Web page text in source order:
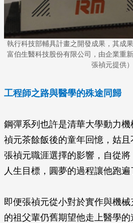
執行科技部輔具計畫之開發成果，其成
富伯生醫科技股份有限公司，由企業重
張禎元提供）
工程師之路與醫學的殊途同歸
鋼彈系列也許是清華大學動力
禎元茶餘飯後的童年回憶，姑
張禎元職涯選擇的影響，自從
人生目標，圓夢的過程讓他跑遍
即便張禎元從小對於實作與機
的祖父輩仍舊期望他走上醫學